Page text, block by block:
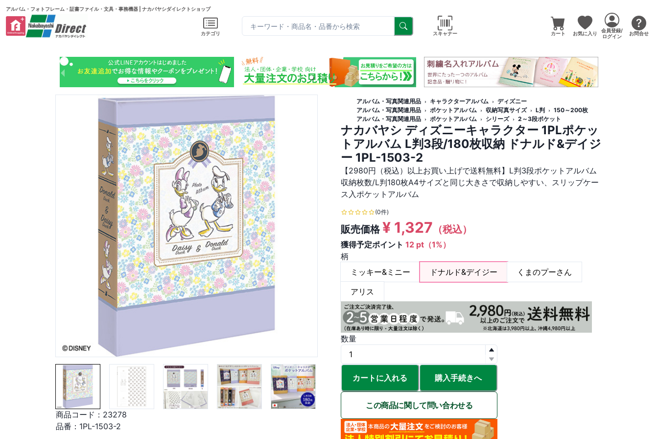
アルバム・フォトフレーム・証書ファイル・文具・事務機器 | ナカバヤシダイレクトショップ
カテゴリ スキャナー カート お気に入り
会員登録/
ログイン
お問合せ
商品コード： 23278
品番： 1PL-1503-2
アルバム・写真関連用品 キャラクターアルバム
ディズニー
アルバム・写真関連用品
ポケットアルバム 収納写真サイズ L判
150～200枚
アルバム・写真関連用品
ポケットアルバム シリーズ 2～3段ポケット
ナカバヤシ ディズニーキャラクター 1PLポケッ
トアルバム L判3段/180枚収納 ドナルド&デイジ
ー 1PL-1503-2
【2980円（税込）以上お買い上げで送料無料】L判3段ポケットアルバム
収納枚数/L判180枚A4サイズと同じ大きさで収納しやすい、スリップケー
ス入ポケットアルバム
(0件)
販売価格¥ 1,327 （税込）
獲得予定ポイント 12 pt（1%）
柄
ミッキー&ミニー
ドナルド&デイジー
くまのプーさん
アリス
数量
カートに入れる 購入手続きへ
この商品に関して問い合わせる